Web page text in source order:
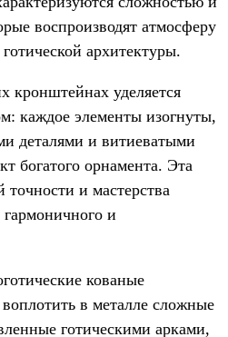
воспроизводят атмосферу
архитектуры.
кронштейнах уделяется
каждое элементы изогнуты,
деталями и витиеватыми
богатого орнамента. Эта
точности и мастерства
и
кованые
в металле сложные
готическими арками,